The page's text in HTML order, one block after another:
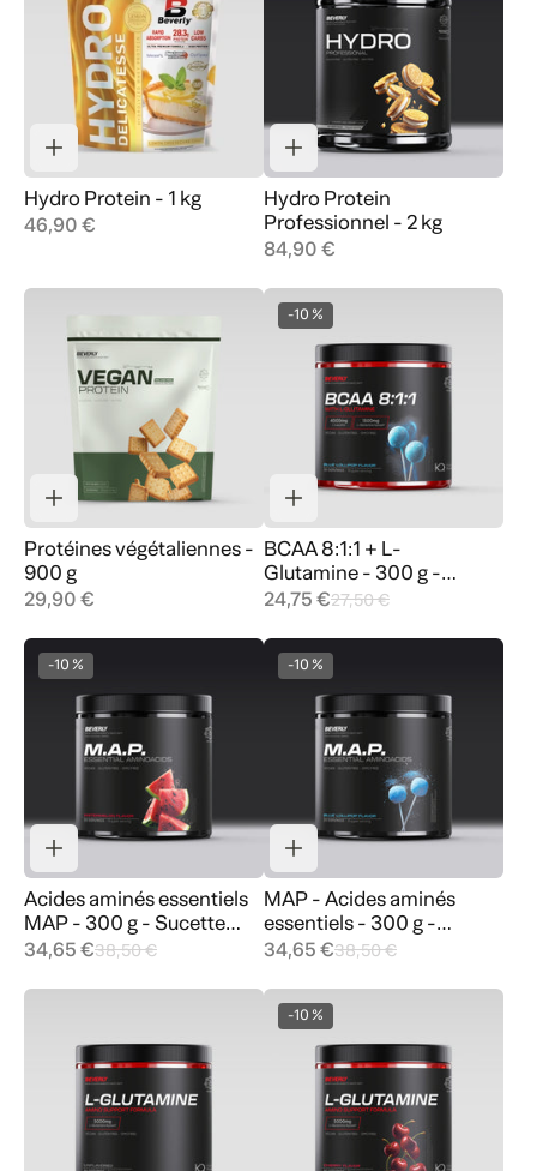
Hydro Protein - 1 kg
46,90 €
Hydro Protein
Professionnel - 2 kg
84,90 €
Protéines végétaliennes -
900 g
29,90 €
-10 %
BCAA 8:1:1 + L-
Glutamine - 300 g -
Sucette Bleue
24,75 €27,50 €
-10 %
Acides aminés essentiels
MAP - 300 g - Sucette
bleue
34,65 €38,50 €
-10 %
MAP - Acides aminés
essentiels - 300 g -
Sucette bleue
34,65 €38,50 €
-10 %